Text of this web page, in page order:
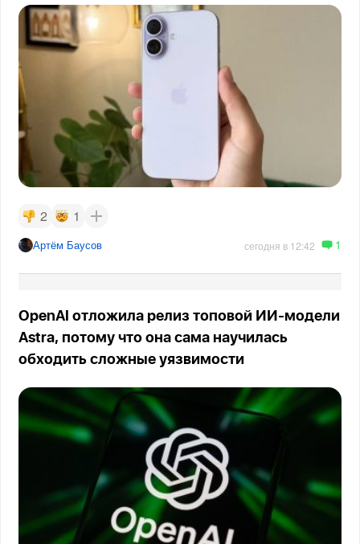
2 1
Артём Баусов сегодня в 12:42 1
OpenAI отложила релиз топовой ИИ-модели
Astra, потому что она сама научилась
обходить сложные уязвимости